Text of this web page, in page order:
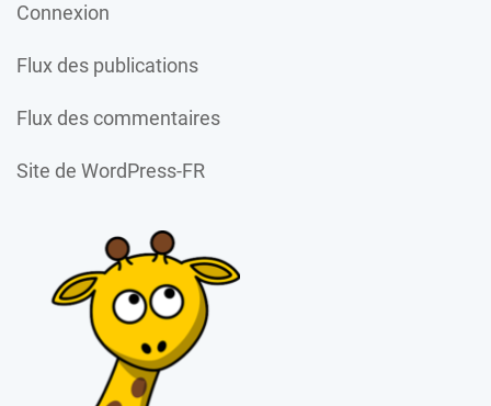
Connexion
Flux des publications
Flux des commentaires
Site de WordPress-FR